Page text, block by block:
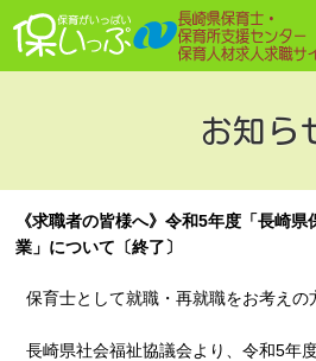
お知ら
《求職者の皆様へ》令和5年度「長崎
業」について〔終了〕
保育士として就職・再就職をお考えの
長崎県社会福祉協議会より、令和5年